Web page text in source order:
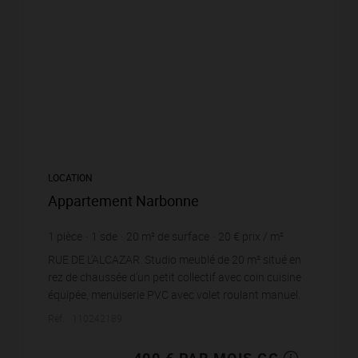
LOCATION
Appartement Narbonne
pièce sde 20 m² de surface 20 € prix / m²
RUE DE L'ALCAZAR. Studio meublé de 20 m² situé en
rez de chaussée d'un petit collectif avec coin cuisine
équipée, menuiserie PVC avec volet roulant manuel.